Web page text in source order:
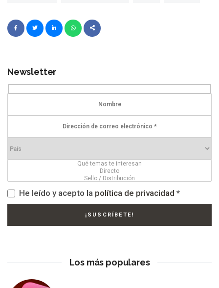
Newsletter
He leído y acepto la política de privacidad *
Los más populares